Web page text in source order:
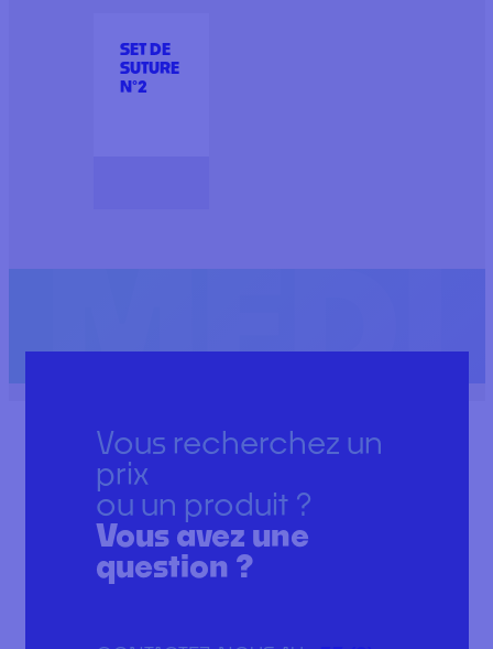
SET DE
SUTURE
N°2
Vous recherchez un
prix
ou un produit ?
Vous avez une
question ?